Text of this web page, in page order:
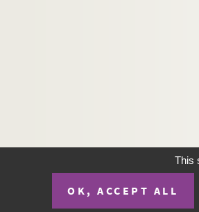
This
OK, ACCEPT ALL